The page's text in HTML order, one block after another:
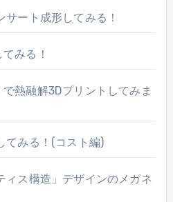
ート成形してみる！
みる！
で熱融解3Dプリントしてみま
てみる！(コスト編)
ィス構造」デザインのメガネ